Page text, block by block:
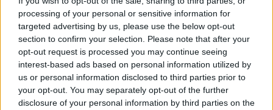
processing of your personal or sensitive information for
targeted advertising by us, please use the below opt-out
section to confirm your selection. Please note that after your
opt-out request is processed you may continue seeing
interest-based ads based on personal information utilized by
us or personal information disclosed to third parties prior to
your opt-out. You may separately opt-out of the further
disclosure of your personal information by third parties on the
kesäkuussa pääsymaksuttomat
Shakespeare-festivaalit
siellä on myös muulloin teatteriesityksiä Samuel Beckett -
teatterissa
. Trinity College on mukava vierailupaikka
milloin tahansa, ja sinne voi mennä sisään ympäri vuoden
ma-la klo 9.30-17 ja sunnuntaisin lukuvuoden aikana loka-
huhtikuussa klo 12-16.30, kesällä klo 9.30-16.30. Book of
Kells -näyttely on kiinni joulun ja uudenvuoden ajan
(23.12-2.1.)